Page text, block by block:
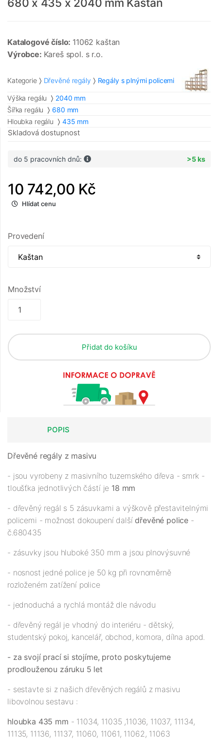
680 x 435 x 2040 mm Kaštan
Katalogové číslo: 11062 kaštan
Výrobce: Kareš spol. s r.o.
Kategorie Dřevěné regály Regály s plnými policemi
Výška regálu
2040 mm
Šířka regálu
680 mm
Hloubka regálu
435 mm
Skladová dostupnost
do 5 pracovních dnů: >5 ks
10 742,00 Kč
Hlídat cenu
Provedení
Množství
Přidat do košíku
POPIS
Dřevěné regály z masivu
- jsou vyrobeny z masivního tuzemského dřeva - smrk -
tloušťka jednotlivých částí je 18 mm
- dřevěný regál s 5 zásuvkami a výškově přestavitelnými
policemi - možnost dokoupení další dřevěné police -
č.680435
- zásuvky jsou hluboké 350 mm a jsou plnovýsuvné
- nosnost jedné police je 50 kg při rovnoměrně
rozloženém zatížení police
- jednoduchá a rychlá montáž dle návodu
- dřevěný regál je vhodný do interiéru - dětský,
studentský pokoj, kancelář, obchod, komora, dílna apod.
- za svojí prací si stojíme, proto poskytujeme
prodlouženou záruku 5 let
- sestavte si z našich dřevěných regálů z masivu
libovolnou sestavu :
hloubka 435 mm - 11034, 11035 ,11036, 11037, 11134,
11135, 11136, 11137, 11060, 11061, 11062, 11063